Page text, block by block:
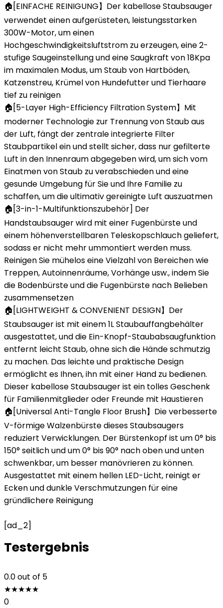
🏠[EINFACHE REINIGUNG】Der kabellose Staubsauger
verwendet einen aufgerüsteten, leistungsstarken
300W-Motor, um einen
Hochgeschwindigkeitsluftstrom zu erzeugen, eine 2-
stufige Saugeinstellung und eine Saugkraft von 18Kpa
im maximalen Modus, um Staub von Hartböden,
Katzenstreu, Krümel von Hundefutter und Tierhaare
tief zu reinigen
🏠[5-Layer High-Efficiency Filtration System】Mit
moderner Technologie zur Trennung von Staub aus
der Luft, fängt der zentrale integrierte Filter
Staubpartikel ein und stellt sicher, dass nur gefilterte
Luft in den Innenraum abgegeben wird, um sich vom
Einatmen von Staub zu verabschieden und eine
gesunde Umgebung für Sie und Ihre Familie zu
schaffen, um die ultimativ gereinigte Luft auszuatmen
🏠[3-in-1-Multifunktionszubehör] Der
Handstaubsauger wird mit einer Fugenbürste und
einem höhenverstellbaren Teleskopschlauch geliefert,
sodass er nicht mehr ummontiert werden muss.
Reinigen Sie mühelos eine Vielzahl von Bereichen wie
Treppen, Autoinnenräume, Vorhänge usw., indem Sie
die Bodenbürste und die Fugenbürste nach Belieben
zusammensetzen
🏠[LIGHTWEIGHT & CONVENIENT DESIGN】Der
Staubsauger ist mit einem 1L Staubauffangbehälter
ausgestattet, und die Ein-Knopf-Staubabsaugfunktion
entfernt leicht Staub, ohne sich die Hände schmutzig
zu machen. Das leichte und praktische Design
ermöglicht es Ihnen, ihn mit einer Hand zu bedienen.
Dieser kabellose Staubsauger ist ein tolles Geschenk
für Familienmitglieder oder Freunde mit Haustieren
🏠[Universal Anti-Tangle Floor Brush】Die verbesserte
V-förmige Walzenbürste dieses Staubsaugers
reduziert Verwicklungen. Der Bürstenkopf ist um 0° bis
150° seitlich und um 0° bis 90° nach oben und unten
schwenkbar, um besser manövrieren zu können.
Ausgestattet mit einem hellen LED-Licht, reinigt er
Ecken und dunkle Verschmutzungen für eine
gründlichere Reinigung
[ad_2]
Testergebnis
0.0out of 5
★★★★★
0